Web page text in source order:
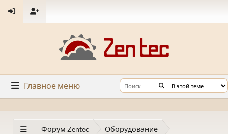
Главное меню
Форум Zentec Оборудование